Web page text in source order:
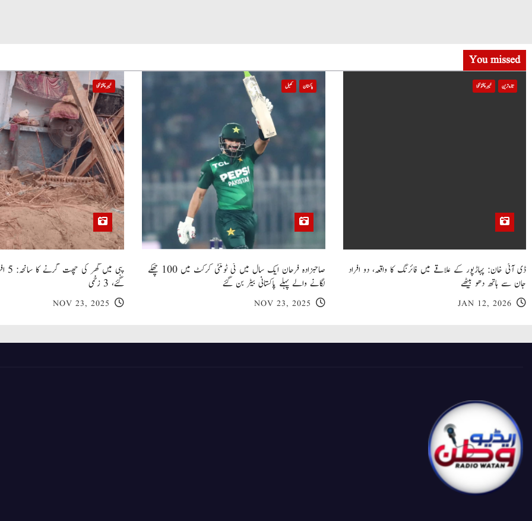
t
i
You missed
تازہ ترین خیبر پختونخوا
ڈی آئی خان: پہاڑپور کے علاقے میں فائرنگ کا واقعہ، دو افراد
جان سے ہاتھ دھو بیٹھے
JAN 12, 2026
پاکستان کھیل
صاحبزادہ فرحان ایک سال میں ٹی ٹوئنٹی کرکٹ میں 100 چھکے
لگانے والے پہلے پاکستانی بیٹر بن گئے
NOV 23, 2025
خیبر پختونخوا
گئے، 3 زخمی
NOV 23, 2025